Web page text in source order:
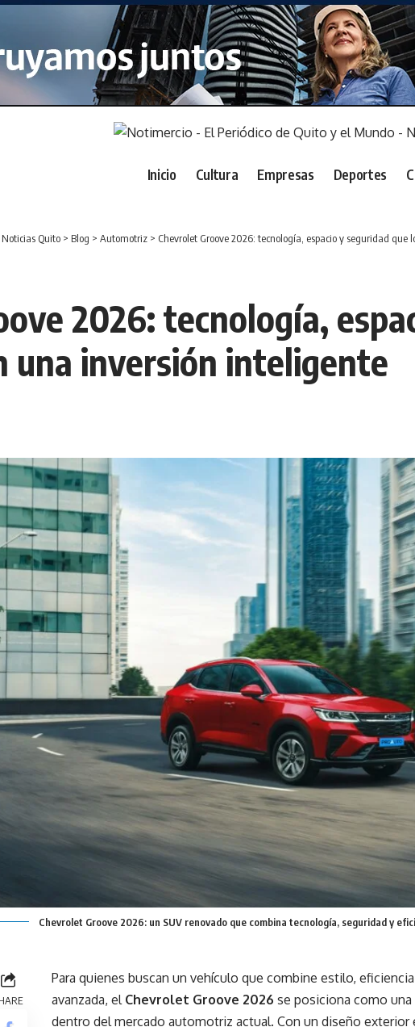
Inicio Cultura Empresas Deportes
Quito > Blog > Automotriz > Chevrolet Groove 2026: tecnología, espacio y seguridad
2026: tecnología,
una inversión inteligente
Chevrolet Groove 2026: un SUV renovado que combina tecnología, seguridad y
Para quienes buscan un vehículo que combine estilo,
avanzada, el Chevrolet Groove 2026 se posiciona como
dentro del mercado automotriz actual. Con un diseño